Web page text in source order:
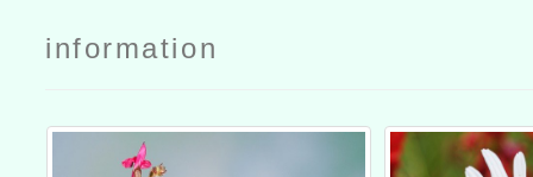
information